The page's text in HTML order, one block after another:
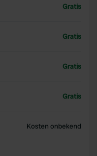
Gratis
Gratis
Gratis
Gratis
Kosten onbekend